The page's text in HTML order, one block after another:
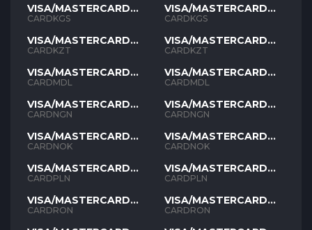
VISA/MASTERCARD
KGS
CARDKGS
VISA/MASTERCARD
KZT
CARDKZT
VISA/MASTERCARD
MDL
CARDMDL
VISA/MASTERCARD
NGN
CARDNGN
VISA/MASTERCARD
NOK
CARDNOK
VISA/MASTERCARD
PLN
CARDPLN
VISA/MASTERCARD
RON
CARDRON
VISA/MASTERCARD
KGS
CARDKGS
VISA/MASTERCARD
KZT
CARDKZT
VISA/MASTERCARD
MDL
CARDMDL
VISA/MASTERCARD
NGN
CARDNGN
VISA/MASTERCARD
NOK
CARDNOK
VISA/MASTERCARD
PLN
CARDPLN
VISA/MASTERCARD
RON
CARDRON